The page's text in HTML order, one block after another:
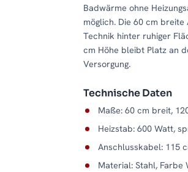
Badwärme ohne
möglich. Die 60 cm
Technik hinter ruhiger
cm Höhe bleibt Platz an
Versorgung.
Technische Daten
Maße: 60 cm breit,
Heizstab: 600 Watt,
Anschlusskabel: 115
Material: Stahl, Farbe